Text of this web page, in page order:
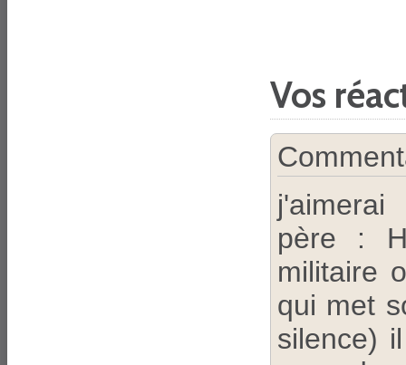
Vos
j'aimerai
père :
militaire
qui met
silence)